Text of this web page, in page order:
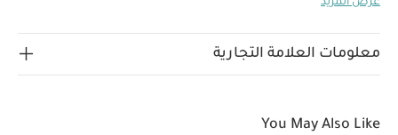
على درجة حرارة منخفضة
على الجانب الداخلي قد يعجبك أيضاً:
عرض المزيد
معلومات العلامة التجارية
You May Also Like